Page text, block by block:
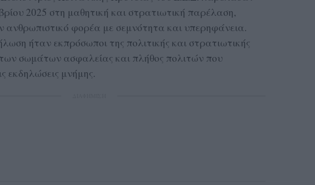
2025 στη μαθητική και στρατιωτική παρέλαση,
φορέα με σεμνότητα και υπερηφάνεια.
ήταν εκπρόσωποι της πολιτικής και στρατιωτικής
σωμάτων ασφαλείας και πλήθος πολιτών που
εκδηλώσεις μνήμης.